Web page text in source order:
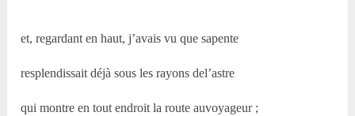
et, regardant en haut, j’avais vu que sapente
resplendissait déjà sous les rayons del’astre
qui montre en tout endroit la route auvoyageur ;